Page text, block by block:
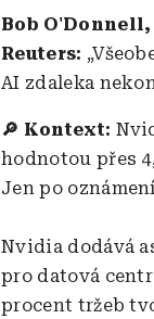
Bob
Reuters:
AI zdaleka
🔎 Kontext:
hodnotou přes
Jen po
Nvidia dodává
pro datová
procent tržeb